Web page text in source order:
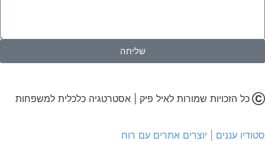
שליחה
Ⓒ כל הזכויות שמורות לאיל פיק | אסטרטגיה כלכלית למשפחות
סטודיו עננים | יוצרים אתרים עם רוח